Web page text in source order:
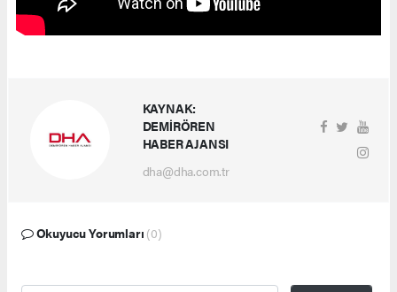
KAYNAK:
DEMİRÖREN
HABER AJANSI
dha@dha.com.tr
Okuyucu Yorumları (0)